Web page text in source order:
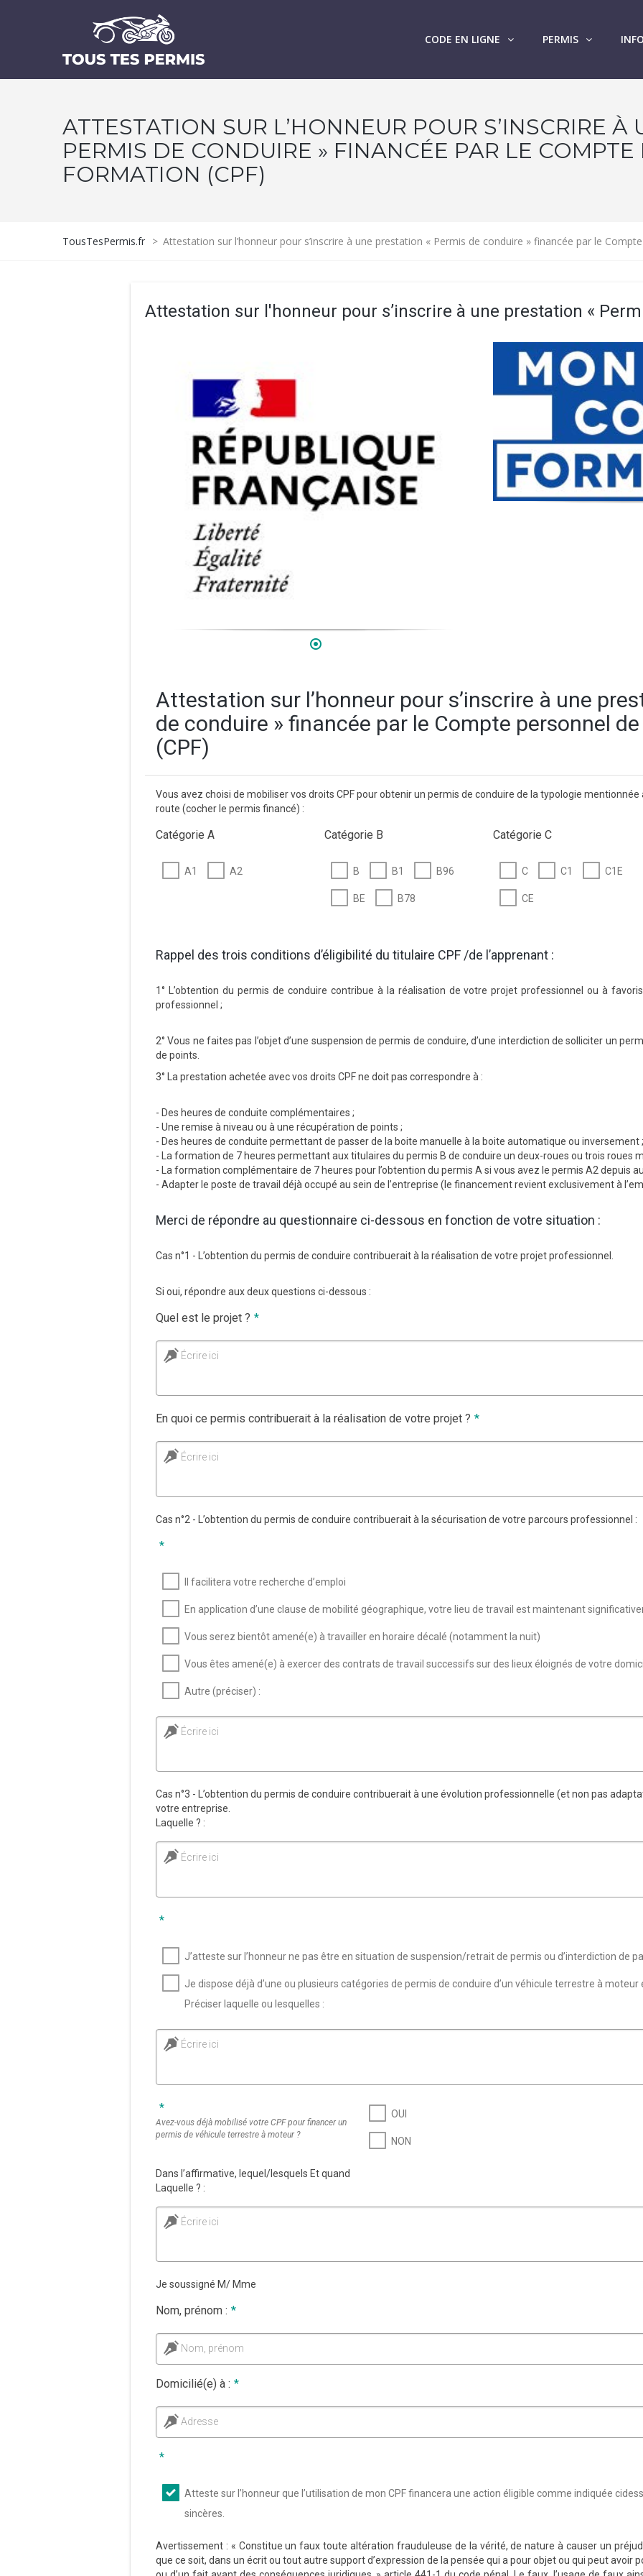
CODE EN LIGNE PERMIS INFO
ATTESTATION SUR L’HONNEUR POUR S’INSCRIRE À
PERMIS DE CONDUIRE » FINANCÉE PAR LE
FORMATION (CPF)
TousTesPermis.fr > Attestation sur l’honneur pour s’inscrire à une prestation « Permis de conduire » financée par le
Attestation sur l'honneur pour s’inscrire à une prestation «
Attestation sur l’honneur pour s’inscrire à une
de conduire » financée par le Compte personnel
(CPF)
Vous avez choisi de mobiliser vos droits CPF pour obtenir un permis de conduire de la typologie mentionnée
route (cocher le permis financé) :
Catégorie A
A1 A2
Catégorie B
B B1 B96
BE B78
Catégorie C
C C1 C1E
CE
Rappel des trois conditions d’éligibilité du titulaire CPF /de l’apprenant :
1° L’obtention du permis de conduire contribue à la réalisation de votre projet professionnel ou à
professionnel ;
2° Vous ne faites pas l’objet d’une suspension de permis de conduire, d’une interdiction de solliciter un
de points.
3° La prestation achetée avec vos droits CPF ne doit pas correspondre à :
- Des heures de conduite complémentaires ;
- Une remise à niveau ou à une récupération de points ;
- Des heures de conduite permettant de passer de la boite manuelle à la boite automatique ou inversement ;
- La formation de 7 heures permettant aux titulaires du permis B de conduire un deux-roues ou trois roues
- La formation complémentaire de 7 heures pour l’obtention du permis A si vous avez le permis A2 depuis
- Adapter le poste de travail déjà occupé au sein de l’entreprise (le financement revient exclusivement à
Merci de répondre au questionnaire ci-dessous en fonction de votre situation :
Cas n°1 - L’obtention du permis de conduire contribuerait à la réalisation de votre projet professionnel.
Si oui, répondre aux deux questions ci-dessous :
Quel est le projet ? *
Écrire ici
En quoi ce permis contribuerait à la réalisation de votre projet ? *
Écrire ici
Cas n°2 - L’obtention du permis de conduire contribuerait à la sécurisation de votre parcours professionnel :
*
Il facilitera votre recherche d’emploi
En application d’une clause de mobilité géographique, votre lieu de travail est maintenant
Vous serez bientôt amené(e) à travailler en horaire décalé (notamment la nuit)
Vous êtes amené(e) à exercer des contrats de travail successifs sur des lieux éloignés de votre
Autre (préciser) :
Écrire ici
Cas n°3 - L’obtention du permis de conduire contribuerait à une évolution professionnelle (et non pas
votre entreprise.
Laquelle ? :
Écrire ici
*
J’atteste sur l’honneur ne pas être en situation de suspension/retrait de permis ou d’interdiction de
Je dispose déjà d’une ou plusieurs catégories de permis de conduire d’un véhicule terrestre à moteur
Préciser laquelle ou lesquelles :
Écrire ici
*
Avez-vous déjà mobilisé votre CPF pour financer un
permis de véhicule terrestre à moteur ?
OUI
NON
Dans l’affirmative, lequel/lesquels Et quand
Laquelle ? :
Écrire ici
Je soussigné M/ Mme
Nom, prénom : *
Nom, prénom
Domicilié(e) à : *
Adresse
*
Atteste sur l’honneur que l’utilisation de mon CPF financera une action éligible comme indiquée
sincères.
Avertissement : « Constitue un faux toute altération frauduleuse de la vérité, de nature à causer un
que ce soit, dans un écrit ou tout autre support d’expression de la pensée qui a pour objet ou qui peut avoir